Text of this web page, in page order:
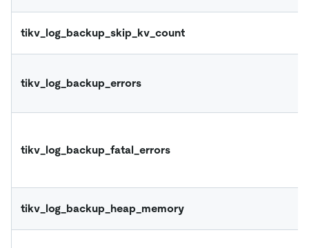
tikv_log_backup_skip_kv_count
tikv_log_backup_errors
tikv_log_backup_fatal_errors
tikv_log_backup_heap_memory